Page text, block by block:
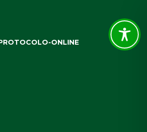
ONLINE